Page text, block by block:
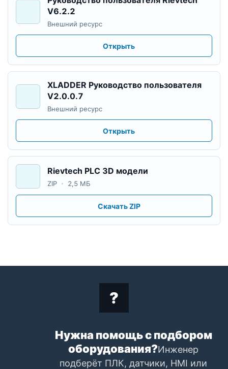
V6.2.2
Внешний ресурс
Открыть
XLADDER Руководство пользователя
V2.0.0.7
Внешний ресурс
Открыть
Rievtech PLC 3D модели
ZIP 2,5 МБ
Скачать ZIP
Нужна помощь с подбором
оборудования?Инженер
подберёт ПЛК, датчики, HMI или